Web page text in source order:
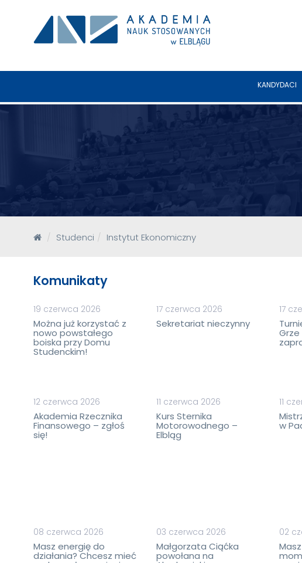
KANDYDACI
Studenci Instytut Ekonomiczny
Komunikaty
19 czerwca 2026
Można już korzystać z
nowo powstałego
boiska przy Domu
Studenckim!
17 czerwca 2026
Sekretariat nieczynny
17
12 czerwca 2026
Akademia Rzecznika
Finansowego – zgłoś
się!
11 czerwca 2026
Kurs Sternika
Motorowodnego –
Elbląg
11
w
08 czerwca 2026
Masz energię do
działania? Chcesz mieć
03 czerwca 2026
Małgorzata Ciąćka
powołana na
02